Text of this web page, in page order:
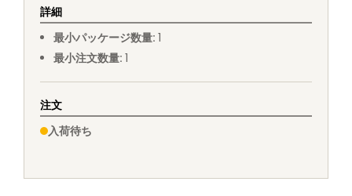
詳細
最小パッケージ数量: 1
最小注文数量: 1
注文
入荷待ち